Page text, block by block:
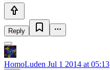
Reply
HomoLuden Jul 1 2014 at 05:13